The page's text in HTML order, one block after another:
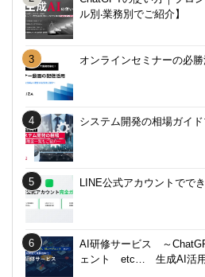
ル別‧業務別でご紹介】
オンラインセミナーの必
システム開発の相場ガイド
LINE公式アカウントでで
AI研修サービス ～
ェント etc… 生成AI活用